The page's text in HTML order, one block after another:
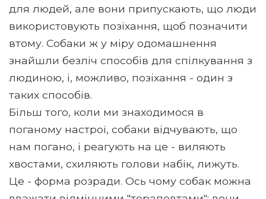
для людей, але вони припускають, що люди
використовують позіхання, щоб позначити
втому. Собаки ж у міру одомашнення
знайшли безліч способів для спілкування з
людиною, і, можливо, позіхання - один з
таких способів.
Більш того, коли ми знаходимося в
поганому настрої, собаки відчувають, що
нам погано, і реагують на це - виляють
хвостами, схиляють голови набік, лижуть.
Це - форма розради. Ось чому собак можна